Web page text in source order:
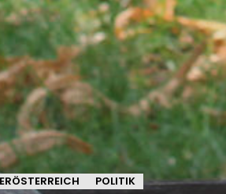
POLITIK